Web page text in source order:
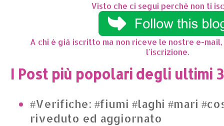
Visto che ci segui perchè non ti
A chi è già iscritto ma non riceve le nostre e-
l'iscrizione.
I Post più popolari degli ultimi
#Verifiche: #fiumi #laghi #mari
riveduto ed aggiornato